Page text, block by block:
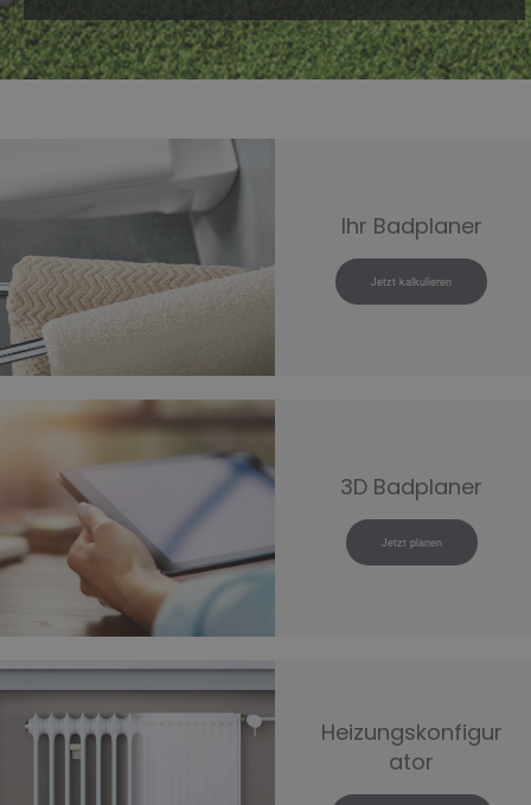
Ihr Badplaner
Jetzt kalkulieren
3D Badplaner
Jetzt planen
Heizungskonfigur
ator